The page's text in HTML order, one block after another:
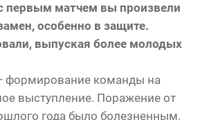
первым матчем вы произвели
особенно в защите.
выпуская более молодых
формирование команды на
выступление. Поражение от
года было болезненным.